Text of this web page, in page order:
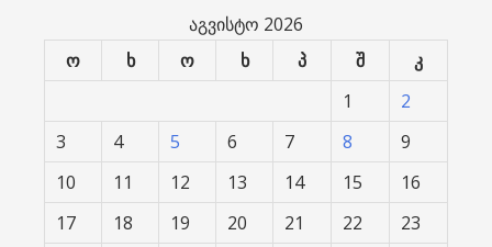
აგვისტო 2026
ო
ხ ო ხ პ შ კ
1
2
3
4 5 6 7 8
9
10
11 12 13 14 15
16
17
18 19 20 21 22
23